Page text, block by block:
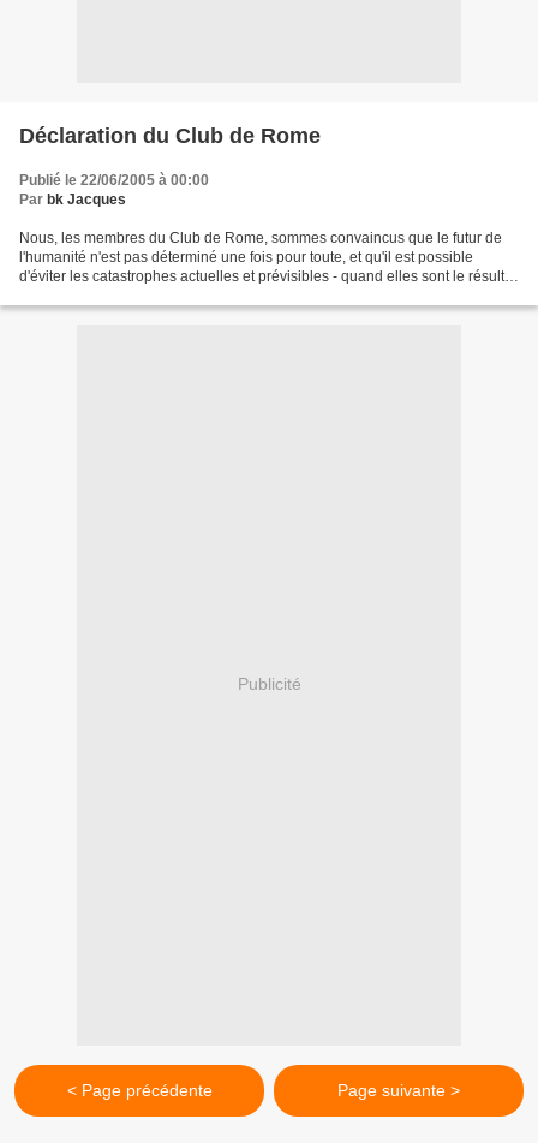
Déclaration du Club de Rome
Publié le 22/06/2005 à 00:00
Par bk Jacques
Nous, les membres du Club de Rome, sommes convaincus que le futur de
l'humanité n'est pas déterminé une fois pour toute, et qu'il est possible
d'éviter les catastrophes actuelles et prévisibles - quand elles sont le résultat
Publicité
< Page précédente Page suivante >